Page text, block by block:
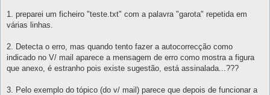
1. preparei um ficheiro "teste.txt" com a palavra "garota" repetida em
várias linhas.
2. Detecta o erro, mas quando tento fazer a autocorrecção como
indicado no V/ mail aparece a mensagem de erro como mostra a figura
que anexo, é estranho pois existe sugestão, está assinalada...???
3. Pelo exemplo do tópico (do v/ mail) parece que depois de funcionar a